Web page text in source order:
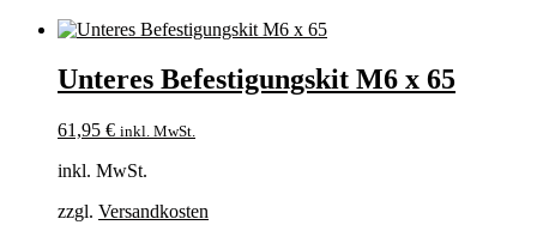
Unteres Befestigungskit M6 x 65
61,95 € inkl. MwSt.
inkl. MwSt.
zzgl. Versandkosten